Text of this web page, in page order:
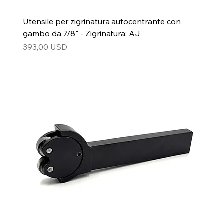
Utensile per zigrinatura autocentrante con
gambo da 7/8" - Zigrinatura: AJ
Prezzo
393,00 USD